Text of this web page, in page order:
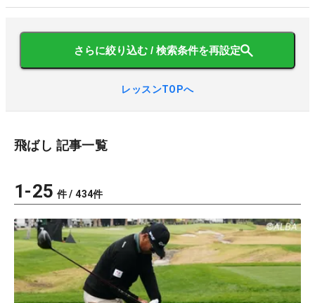
さらに絞り込む / 検索条件を再設定
レッスンTOPへ
飛ばし 記事一覧
1-25 件 /434件